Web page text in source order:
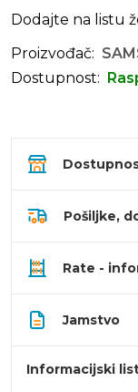
Dodajte na listu
Proizvođač:
Dostupnost:
Pošiljke,
Rate -
Jamstvo
Informacijski